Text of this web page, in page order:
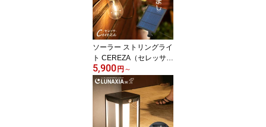
d 電球色 ガーデニング 照
明 おしゃれ エクステリ
ア べランピング 〕
ソーラー ストリングライ
ト CEREZA（セレッサ）
全長 9.3m 12球 【180日
保証】〔 ソーラーライト
屋外 防水 長時間 黒 白 キ
ャンプ ガーデンライト
屋外 防水 ウッドデッキ
照明 ライト 屋外照明 イ
5,900 円 ～